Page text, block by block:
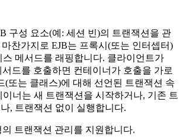
구성 요소(예: 세션 빈)의 트랜잭션을 관
마찬가지로 EJB는 프록시(또는 인터셉터)
메서드를 래핑합니다. 클라이언트가
드를 호출하면 컨테이너가 호출을 가로
(또는 클래스)에 대해 선언된 트랜잭션 속
너는 새 트랜잭션을 시작하거나, 기존 트
, 트랜잭션 없이 실행합니다.
트랜잭션 관리를 지원합니다.